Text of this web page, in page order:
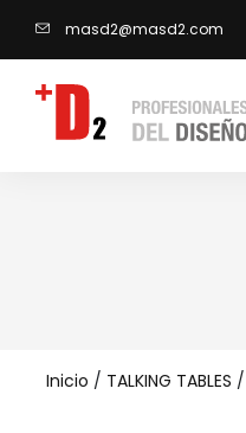
masd2@masd2.com
Inicio / TALKING TABLES /